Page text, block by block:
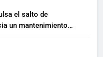
el salto de
un mantenimiento